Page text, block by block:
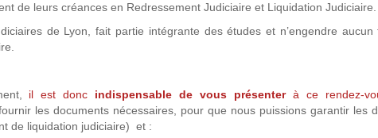
de leurs créances en Redressement Judiciaire et Liquidation Judiciaire.
de Lyon, fait partie intégrante des études et n’engendre
il est donc indispensable de vous présenterà ce rendez-
les documents nécessaires, pour que nous puissions garantir les
de liquidation judiciaire) et :